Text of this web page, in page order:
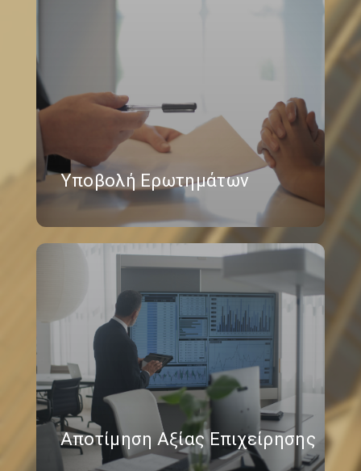
Υποβολή Ερωτημάτων
Αποτίμηση Αξίας Επιχείρησης